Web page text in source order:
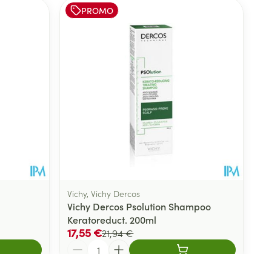
PROMO
Vichy, Vichy Dercos
Vichy Dercos Psolution Shampoo
Keratoreduct. 200ml
21,94 €
17,55 €
Quantité